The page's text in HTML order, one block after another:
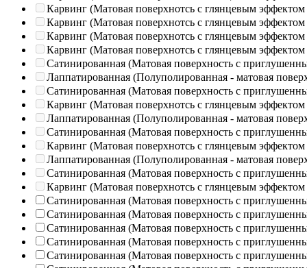
Карвинг (Матовая поверхнотсь с глянцевым эффектом
Карвинг (Матовая поверхнотсь с глянцевым эффектом
Карвинг (Матовая поверхнотсь с глянцевым эффектом
Карвинг (Матовая поверхнотсь с глянцевым эффектом
Сатинированная (Матовая поверхность с
Лаппатированная (Полуполированная - матовая
Сатинированная (Матовая поверхность с
Карвинг (Матовая поверхнотсь с глянцевым эффектом
Лаппатированная (Полуполированная - матовая
Сатинированная (Матовая поверхность с
Карвинг (Матовая поверхнотсь с глянцевым эффектом
Лаппатированная (Полуполированная - матовая
Сатинированная (Матовая поверхность с
Карвинг (Матовая поверхнотсь с глянцевым эффектом
Сатинированная (Матовая поверхность с
Сатинированная (Матовая поверхность с
Сатинированная (Матовая поверхность с
Сатинированная (Матовая поверхность с
Сатинированная (Матовая поверхность с